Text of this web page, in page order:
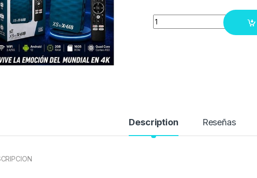
Quantity
Description Reseñas